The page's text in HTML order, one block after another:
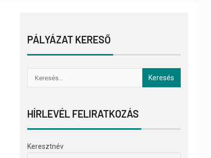
PÁLYÁZAT KERESŐ
HÍRLEVÉL FELIRATKOZÁS
Keresztnév